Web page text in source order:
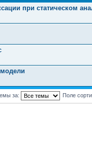
при статическом
за: Поле